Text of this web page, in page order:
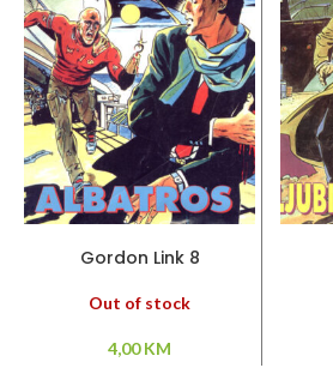
Gordon Link 8
Out of stock
4,00KM